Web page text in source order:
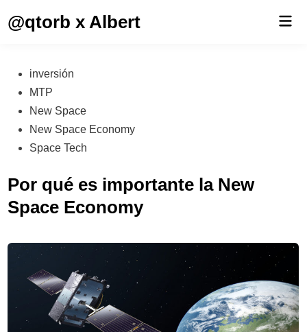
@qtorb x Albert
Publicado
en
inversión
MTP
New Space
New Space Economy
Space Tech
Por qué es importante la New
Space Economy